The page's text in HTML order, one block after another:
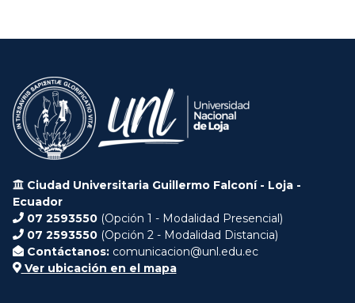
Ciudad Universitaria Guillermo Falconí - Loja -
Ecuador
07 2593550 (Opción 1 - Modalidad Presencial)
07 2593550 (Opción 2 - Modalidad Distancia)
Contáctanos: comunicacion@unl.edu.ec
Ver ubicación en el mapa